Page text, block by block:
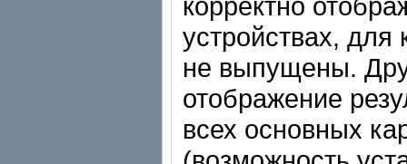
устройствах,
не выпущены.
отображение
всех основных